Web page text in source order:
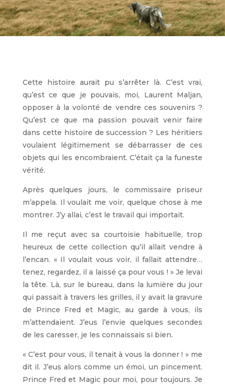
Cette histoire aurait pu s’arrêter là. C’est vrai,
qu’est ce que je pouvais, moi, Laurent Maljan,
opposer à la volonté de vendre ces souvenirs ?
Qu’est ce que ma passion pouvait venir faire
dans cette histoire de succession ? Les héritiers
voulaient légitimement se débarrasser de ces
objets qui les encombraient. C’était ça la funeste
vérité.
Après quelques jours, le commissaire priseur
m’appela. Il voulait me voir, quelque chose à me
montrer. J’y allai, c’est le travail qui importait.
Il me reçut avec sa courtoisie habituelle, trop
heureux de cette collection qu’il allait vendre à
l’encan. « Il voulait vous voir, il fallait attendre…
tenez, regardez, il a laissé ça pour vous ! » Je levai
la tête. Là, sur le bureau, dans la lumière du jour
qui passait à travers les grilles, il y avait la gravure
de Prince Fred et Magic, au garde à vous, ils
m’attendaient. J’eus l’envie quelques secondes
de les caresser, je les connaissais si bien.
« C’est pour vous, il tenait à vous la donner ! » me
dit il. J’eus alors comme un émoi, un pincement.
Prince Fred et Magic pour moi, pour toujours. Je